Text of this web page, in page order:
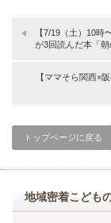
【7/19（土）10
が3回読んだ本「
【ママそら関西×
トップページに戻る
地域密着こども